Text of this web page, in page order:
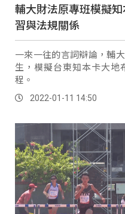
輔大財法原專班模擬
習與法規關係
一來一往的言詞辯論，輔
生，模擬台東知本卡大地
程。
2022-01-11 14:50